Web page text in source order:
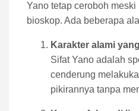
Yano tetap ceroboh
bioskop. Ada beberapa
Karakter alami
Sifat Yano adalah
cenderung
pikirannya tanpa